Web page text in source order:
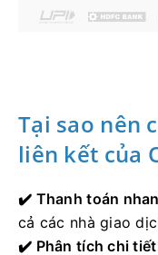
Tại sao nên
liên kết của
✔️ Thanh toán
cả các nhà giao
✔️ Phân tích chi